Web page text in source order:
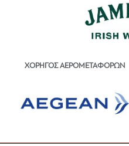
ΧΟΡΗΓΟΣ ΑΕΡΟΜΕΤΑΦΟΡΩΝ